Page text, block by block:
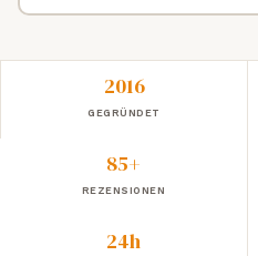
2016
GEGRÜNDET
85+
REZENSIONEN
24h